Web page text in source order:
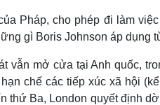
Pháp, cho phép đi làm
gì Boris Johnson áp dụng
vẫn mở cửa tại Anh quốc,
chế các tiếp xúc xã hội
thứ Ba, London quyết định